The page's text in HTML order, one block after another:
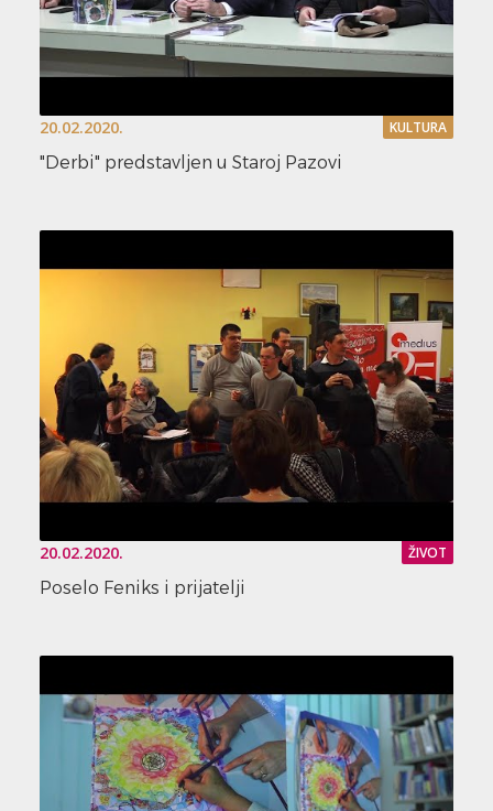
20.02.2020. KULTURA
"Derbi" predstavljen u Staroj Pazovi
20.02.2020. ŽIVOT
Poselo Feniks i prijatelji